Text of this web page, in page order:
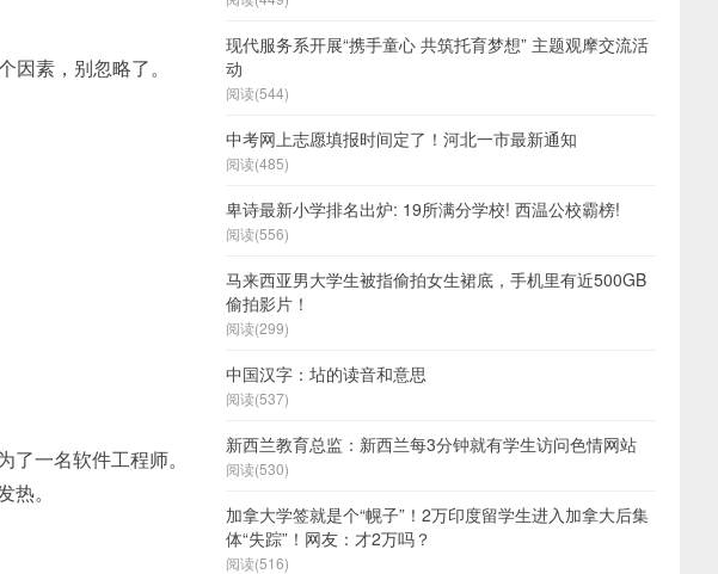
素，别忽略了。
一名软件工程师。
。
现代服务系开展“携手童心 共筑托育梦想” 主题观摩交流活
动
阅读(544)
中考网上志愿填报时间定了！河北一市最新通知
阅读(485)
卑诗最新小学排名出炉: 19所满分学校! 西温公校霸榜!
阅读(556)
马来西亚男大学生被指偷拍女生裙底，手机里有近500GB
偷拍影片！
阅读(299)
中国汉字：坫的读音和意思
阅读(537)
新西兰教育总监：新西兰每3分钟就有学生访问色情网站
阅读(530)
加拿大学签就是个“幌子”！2万印度留学生进入加拿大后集
体“失踪”！网友：才2万吗？
阅读(516)